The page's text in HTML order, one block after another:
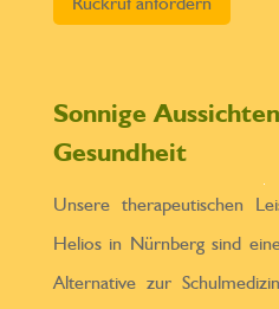
Sonnige
Gesundheit
Unsere therapeutischen
Helios in Nürnberg sind
Alternative zur